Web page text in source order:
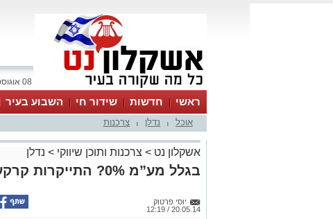
08 אוגוסט 2026 / 15:32
ראשי חדשות שידור חי השבוע בעיר
אוכל נדלן צרכנות
אשקלון נט > צרכנות ותוכן שיווקי > נדלן
בגלל מע”מ 0%? התייקרות קרקע באשקלון
יוסי פרטוק
20.05.14 / 12:19